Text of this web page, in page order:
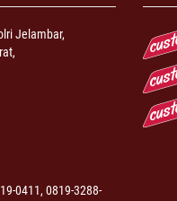
Jelambar,
0411, 0819-3288-